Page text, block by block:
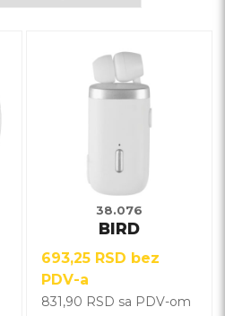
38.076
BIRD
693,25 RSD bez
PDV-a
831,90 RSD sa PDV-om
proizvod
izabrane
na
stranici
proizvoda.